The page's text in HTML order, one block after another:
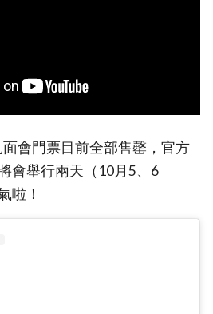
會門票目前全部售罄，官方
會舉行兩天（10月5、6
啦！